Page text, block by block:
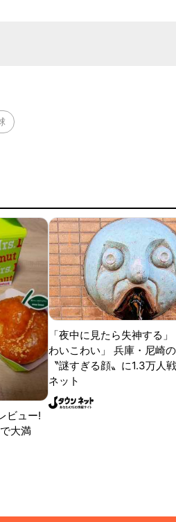
ビュー!
大満
「夜中に見たら失神する
わいこわい」 兵庫・尼崎
〝謎すぎる顔〟に1.3万人
ネット